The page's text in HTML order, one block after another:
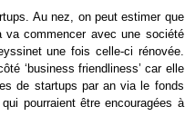
Au nez, on peut estimer que
va commencer avec une société
une fois celle-ci rénovée.
‘business friendliness’ car elle
de startups par an via le fonds
pourraient être encouragées à